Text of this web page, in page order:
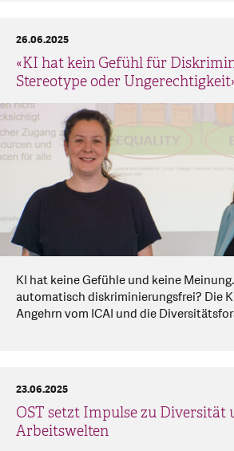
«KI hat kein Gefühl für
Stereotype oder
26.06.2025
KI hat keine Gefühle und keine
automatisch diskriminierungsfrei? Die
Angehrn vom ICAI und die
OST setzt Impulse zu Diversität
Arbeitswelten
23.06.2025